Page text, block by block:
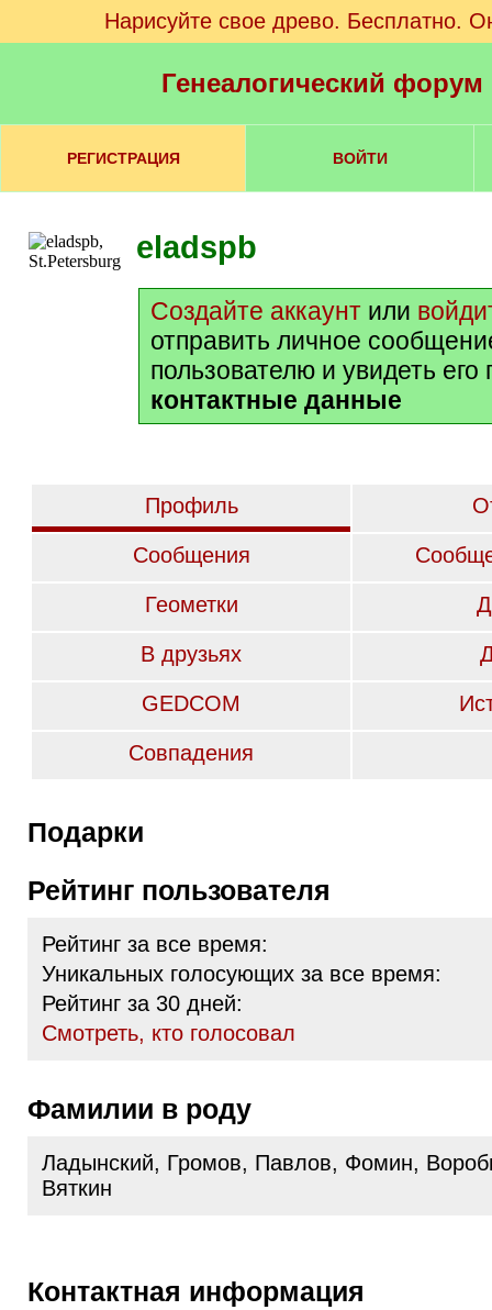
Нарисуйте свое древо. Бесплатно.
Генеалогический
РЕГИСТРАЦИЯ ВОЙТИ
eladspb
Создайте аккаунт или
отправить личное
пользователю и увидеть его
контактные данные
Профиль
Сообщения
Геометки
В друзьях
GEDCOM
Совпадения
Подарки
Рейтинг пользователя
Рейтинг за все время:
Уникальных голосующих за все время:
Рейтинг за 30 дней:
Cмотреть, кто голосовал
Фамилии в роду
Ладынский, Громов, Павлов, Фомин,
Вяткин
Контактная информация